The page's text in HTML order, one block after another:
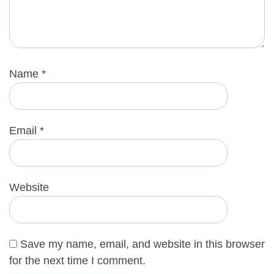
Name *
Email *
Website
Save my name, email, and website in this browser
for the next time I comment.